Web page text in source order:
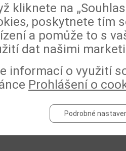
kliknete na
poskytnete tím
a pomůže to s
dat našimi
informací o využití
Prohlášení o
Podrobné